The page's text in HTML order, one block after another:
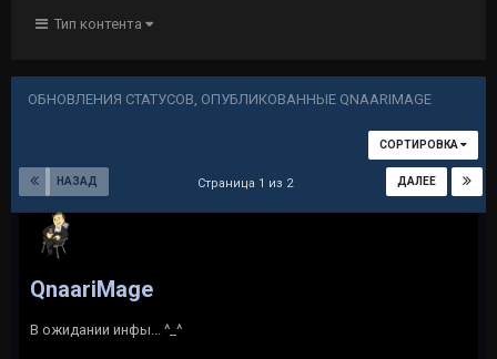
Тип контента
ОБНОВЛЕНИЯ СТАТУСОВ, ОПУБЛИКОВАННЫЕ QNAARIMAGE
СОРТИРОВКА
НАЗАД ДАЛЕЕ
Страница 1 из 2
QnaariMage
В ожидании инфы... ^_^